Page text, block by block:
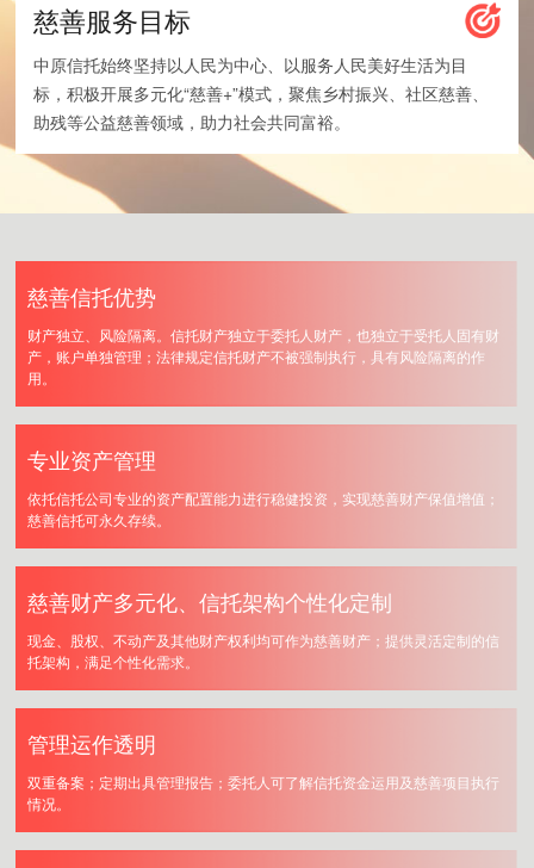
慈善服务目标
中原信托始终坚持以人民为中心、以服务人民美好生活为目
标，积极开展多元化“慈善+”模式，聚焦乡村振兴、社区慈善、
助残等公益慈善领域，助力社会共同富裕。
慈善信托优势
财产独立、风险隔离。信托财产独立于委托人财产，也独立于受托人固有财
产，账户单独管理；法律规定信托财产不被强制执行，具有风险隔离的作
用。
专业资产管理
依托信托公司专业的资产配置能力进行稳健投资，实现慈善财产保值增值；
慈善信托可永久存续。
慈善财产多元化、信托架构个性化定制
现金、股权、不动产及其他财产权利均可作为慈善财产；提供灵活定制的信
托架构，满足个性化需求。
管理运作透明
双重备案；定期出具管理报告；委托人可了解信托资金运用及慈善项目执行
情况。